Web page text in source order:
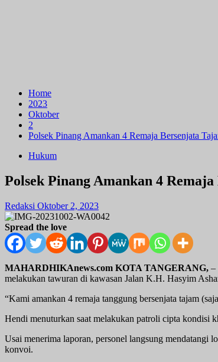
Home
2023
Oktober
2
Polsek Pinang Amankan 4 Remaja Bersenjata
Hukum
Polsek Pinang Amankan 4
Redaksi Oktober 2, 2023
Spread the love
MAHARDHIKAnews.com KOTA TANGERANG, –
melakukan tawuran di kawasan Jalan K.H. Hasyim
“Kami amankan 4 remaja tanggung bersenjata tajam
Hendi menuturkan saat melakukan patroli cipta kondisi
Usai menerima laporan, personel langsung mendatangi
konvoi.